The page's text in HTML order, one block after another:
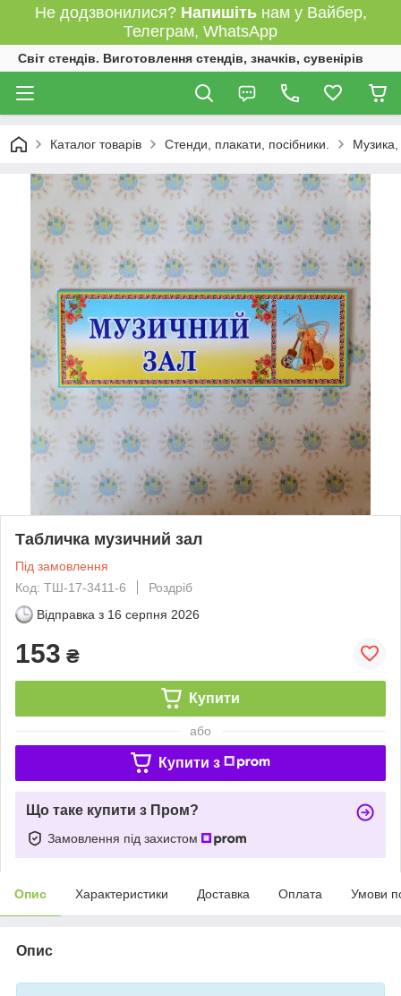
Не додзвонилися? Напишітьнам у Вайбер,
Телеграм, WhatsApp
Світ стендів. Виготовлення стендів, значків, сувенірів
Каталог товарів Стенди, плакати, посібники. Музика,
Табличка музичний зал
Під замовлення
Код: ТШ-17-3411-6
Роздріб
Відправка з 16 серпня 2026
153 ₴
Купити
або
Купити з
Що таке купити з Пром?
Замовлення під захистом
Опис Характеристики Доставка Оплата Умови
Опис